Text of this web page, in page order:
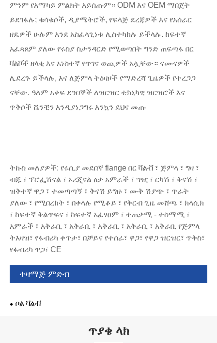
ምንም የአማካይ ምልክት አይሰጡም። ODM እና OEM ማበጀት
ይደገፋሉ; ቁሳቁሶች, ዲያሜትሮች, የፍላጅ ደረጃዎች እና የአሰራር
ዘዴዎች ሁሉም እንደ አስፈላጊነቱ ሊስተካከሉ ይችላሉ. ከፍተኛ
አፈጻጸም ያለው የሩስያ ስታንዳርድ የሚወጣበት ግንድ ጠፍጣፋ በር
ቫልቮች ዘላቂ እና አነስተኛ የጥገና ወጪዎች አሏቸው። ናሙናዎች
ሊደረጉ ይችላሉ, እና ለጅምላ ትዕዛዞች የማድረሻ ጊዜዎች የተረጋጋ
ናቸው. ዓለም አቀፍ ደንበኞች ለዝርዝር ቴክኒካዊ ዝርዝሮች እና
ጥቅሶች ሼንቺን እንዲያነጋግሩ እንኳን ደህና መጡ
ትኩስ መለያዎች: የሩሲያ መደበኛ flange በር ቫልቭ ፣ ጅምላ ፣ ግዛ ፣
ብጁ ፣ ፕሮፌሽናል ፣ ኦሪጂናል ዕቃ አምራች ፣ ግዢ ፣ ርካሽ ፣ ቅናሽ ፣
ዝቅተኛ ዋጋ ፣ ተመጣጣኝ ፣ ቅናሽ ይግዙ ፣ ሙቅ ሽያጭ ፣ ጥራት
ያለው ፣ የሚበረክት ፣ በቀላሉ የሚቆይ ፣ የቅርብ ጊዜ መሸጫ ፣ ክላሲክ
፣ ከፍተኛ ቅልጥፍና ፣ ከፍተኛ አፈፃፀም ፣ ተጠቃሚ - ተስማሚ ፣
አምራች ፣ አቅራቢ ፣ አቅራቢ ፣ አቅራቢ ፣ አቅራቢ ፣ አቅራቢ የጅምላ
ትእዛዝ፣ የፋብሪካ ቀጥታ፣ በቻይና የተሰራ፣ ዋጋ፣ የዋጋ ዝርዝር፣ ጥቅስ፣
የፋብሪካ ዋጋ፣ CE
ተዛማጅ ምድብ
ቦል ቫልቭ
ጥያቄ ላክ